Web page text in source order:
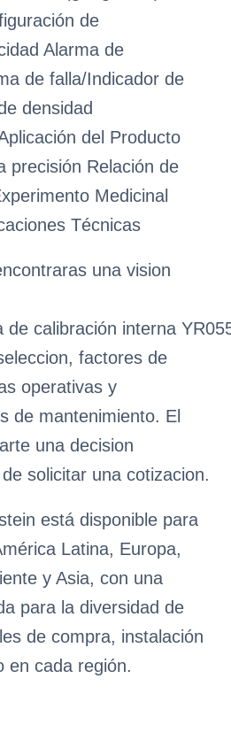
de
Alarma de
de falla/Indicador de
densidad
del Producto
precisión Relación de
Medicinal
Técnicas
una vision
de calibración interna
factores de
operativas y
de mantenimiento. El
una decision
solicitar una cotizacion.
está disponible para
Latina, Europa,
y Asia, con una
para la diversidad de
de compra, instalación
en cada región.